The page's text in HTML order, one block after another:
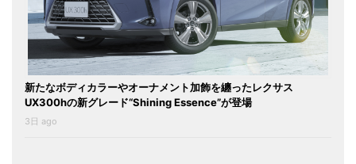
新たなボディカラーやオーナメント加飾を纏ったレクサス
UX300hの新グレード“Shining Essence”が登場
3日 ago